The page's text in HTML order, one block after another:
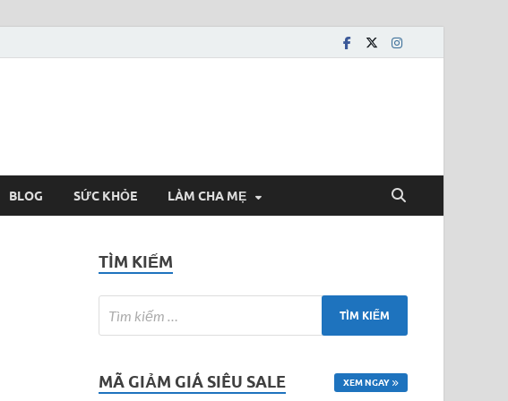
BLOG SỨC KHỎE LÀM CHA MẸ
TÌM KIẾM
MÃ GIẢM GIÁ SIÊU SALE XEM NGAY